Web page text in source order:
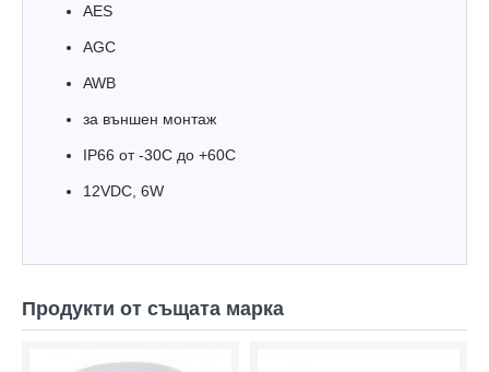
AES
AGC
AWB
за външен монтаж
IP66 oт -30С до +60С
12VDC, 6W
Продукти от същата марка